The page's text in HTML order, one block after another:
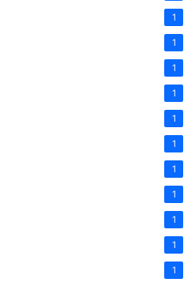
1
1
1
1
1
1
1
1
1
1
1